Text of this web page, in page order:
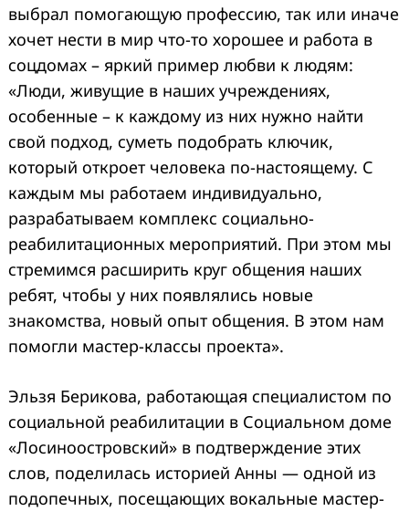
выбрал помогающую профессию, так или иначе
хочет нести в мир что-то хорошее и работа в
соцдомах – яркий пример любви к людям:
«Люди, живущие в наших учреждениях,
особенные – к каждому из них нужно найти
свой подход, суметь подобрать ключик,
который откроет человека по-настоящему. С
каждым мы работаем индивидуально,
разрабатываем комплекс социально-
реабилитационных мероприятий. При этом мы
стремимся расширить круг общения наших
ребят, чтобы у них появлялись новые
знакомства, новый опыт общения. В этом нам
помогли мастер-классы проекта».
Эльзя Берикова, работающая специалистом по
социальной реабилитации в Социальном доме
«Лосиноостровский» в подтверждение этих
слов, поделилась историей Анны — одной из
подопечных, посещающих вокальные мастер-